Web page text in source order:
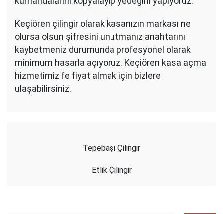
Keçiören çilingir olarak kasanızın markası ne
olursa olsun şifresini unutmanız anahtarını
kaybetmeniz durumunda profesyonel olarak
minimum hasarla açıyoruz. Keçiören kasa açma
hizmetimiz fe fiyat almak için bizlere
ulaşabilirsiniz.
Tepebaşı Çilingir
Etlik Çilingir